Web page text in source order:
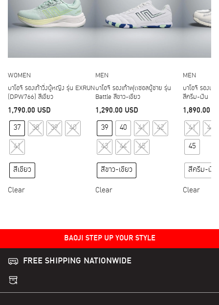
WOMEN
บาโอจิ รองเท้าวิ่งผู้หญิง รุ่น EXRUN
(DPW766) สีเขียว
1,790.00 USD
This product has multiple variants. The options may
37 38 39
40
41
สีเขียว
Clear
MEN
บาโอจิ รองเท้าฟุตซอลผู้ชาย รุ่น
Battle สีขาว-เขียว
1,290.00 USD
This product has
39 40 41
42
43
44 45
สีขาว-เขียว
Clear
MEN
บาโอจิ รองเท้
สีครีม-เงิน
1,890.00
41
42
45
สีครีม-เงิน
Clear
BAOJI STEP UP YOUR STYLE
FREE SHIPPING NATIONWIDE